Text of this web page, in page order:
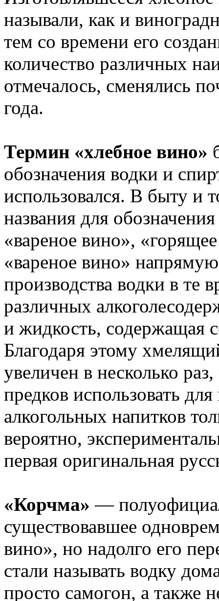
называли, как и
тем со времени его
количество различных
отмечалось, сменялись
года.
Термин «хлебное вино»
обозначения водки и
использовался. В быту и
названия для
«вареное вино»,
«вареное вино»
производства водки в те
различных
и жидкость, содержащая
Благодаря этому
увеличен в несколько
предков использовать
алкогольных напитков
вероятно,
первая оригинальная
«Корчма» —
существовавшее
вино», но надолго его
стали называть водку
просто самогон, а также